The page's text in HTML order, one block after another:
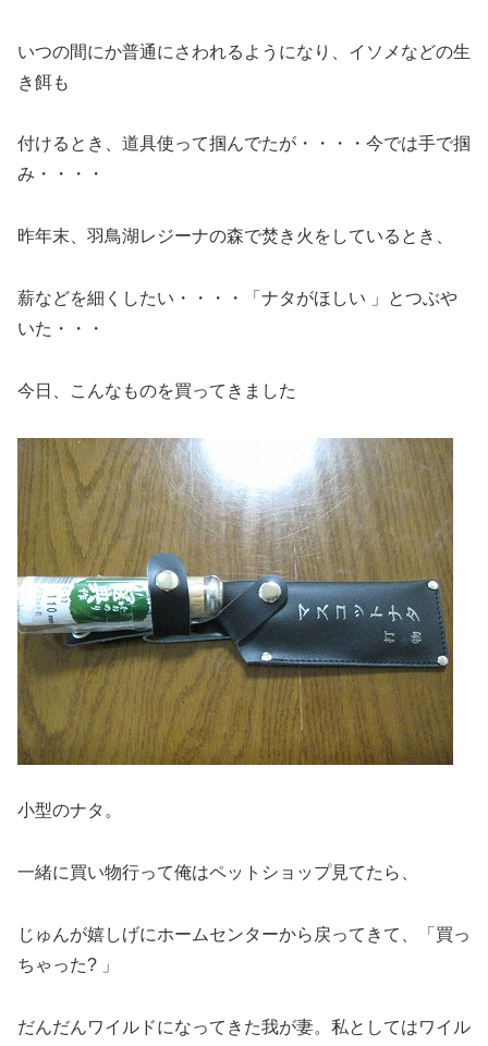
いつの間にか普通にさわれるようになり、イソメなどの生
き餌も
付けるとき、道具使って掴んでたが・・・・今では手で掴
み・・・・
昨年末、羽鳥湖レジーナの森で焚き火をしているとき、
薪などを細くしたい・・・・「ナタがほしい 」とつぶや
いた・・・
今日、こんなものを買ってきました
小型のナタ。
一緒に買い物行って俺はペットショップ見てたら、
じゅんが嬉しげにホームセンターから戻ってきて、「買っ
ちゃった? 」
だんだんワイルドになってきた我が妻。私としてはワイル